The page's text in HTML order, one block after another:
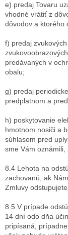
e) predaj Tovaru
vhodné vrátiť z
dôvodov a ktorého
f) predaj
predávaných v
obalu;
g) predaj
predplatnom a
h) poskytovanie
hmotnom nosiči a
súhlasom pred
sme Vám oznámili,
8.4 Lehota na
zachovanú, ak
Zmluvy odstupujete.
8.5 V prípade
14 dní odo dňa
pripísaná,